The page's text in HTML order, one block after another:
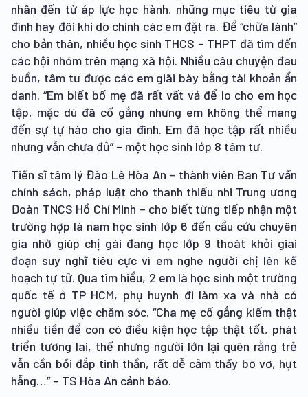
nhân đến từ áp lực học hành, những mục tiêu từ gia
đình hay đôi khi do chính các em đặt ra. Để “chữa lành”
cho bản thân, nhiều học sinh THCS – THPT đã tìm đến
các hội nhóm trên mạng xã hội. Nhiều câu chuyện đau
buồn, tâm tư được các em giãi bày bằng tài khoản ẩn
danh. “Em biết bố mẹ đã rất vất vả để lo cho em học
tập, mặc dù đã cố gắng nhưng em không thể mang
đến sự tự hào cho gia đình. Em đã học tập rất nhiều
nhưng vẫn chưa đủ” – một học sinh lớp 8 tâm tư.
Tiến sĩ tâm lý Đào Lê Hòa An – thành viên Ban Tư vấn
chính sách, pháp luật cho thanh thiếu nhi Trung ương
Đoàn TNCS Hồ Chí Minh – cho biết từng tiếp nhận một
trường hợp là nam học sinh lớp 6 đến cầu cứu chuyên
gia nhờ giúp chị gái đang học lớp 9 thoát khỏi giai
đoạn suy nghĩ tiêu cực vì em nghe người chị lên kế
hoạch tự tử. Qua tìm hiểu, 2 em là học sinh một trường
quốc tế ở TP HCM, phụ huynh đi làm xa và nhà có
người giúp việc chăm sóc. “Cha mẹ cố gắng kiếm thật
nhiều tiền để con có điều kiện học tập thật tốt, phát
triển tương lai, thế nhưng người lớn lại quên rằng trẻ
vẫn cần bồi đắp tinh thần, rất dễ cảm thấy bơ vơ, hụt
hẫng…” – TS Hòa An cảnh báo.